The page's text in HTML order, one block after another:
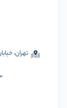
تهران،